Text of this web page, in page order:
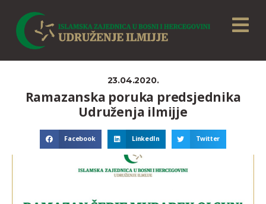
23.04.2020.
Ramazanska poruka predsjednika
Udruženja ilmijje
Facebook LinkedIn Twitter